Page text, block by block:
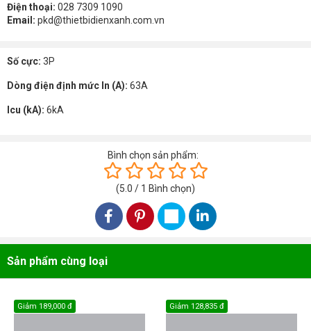
Điện thoại: 028 7309 1090
Email: pkd@thietbidienxanh.com.vn
Số cực: 3P
Dòng điện định mức In (A): 63A
Icu (kA): 6kA
Bình chọn sản phẩm:
(5.0 / 1 Bình chọn)
Sản phẩm cùng loại
Giảm 189,000 đ Giảm 128,835 đ